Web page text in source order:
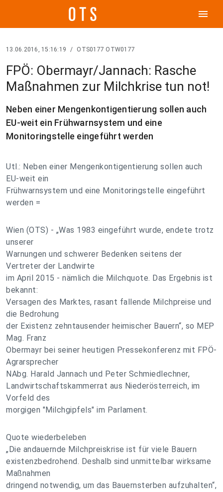
menu
13.06.2016, 15:16:19 / OTS0177 OTW0177
FPÖ: Obermayr/Jannach: Rasche
Maßnahmen zur Milchkrise tun not!
Neben einer Mengenkontigentierung sollen auch
EU-weit ein Frühwarnsystem und eine
Monitoringstelle eingeführt werden
Utl.: Neben einer Mengenkontigentierung sollen auch
EU-weit ein
Frühwarnsystem und eine Monitoringstelle eingeführt
werden =
Wien (OTS) - „Was 1983 eingeführt wurde, endete trotz
unserer
Warnungen und schwerer Bedenken seitens der
Vertreter der Landwirte
im April 2015 - nämlich die Milchquote. Das Ergebnis ist
bekannt:
Versagen des Marktes, rasant fallende Milchpreise und
die Bedrohung
der Existenz zehntausender heimischer Bauern“, so MEP
Mag. Franz
Obermayr bei seiner heutigen Pressekonferenz mit FPÖ-
Agrarsprecher
NAbg. Harald Jannach und Peter Schmiedlechner,
Landwirtschaftskammerrat aus Niederösterreich, im
Vorfeld des
morgigen "Milchgipfels" im Parlament.
Quote wiederbeleben
„Die andauernde Milchpreiskrise ist für viele Bauern
existenzbedrohend. Deshalb sind unmittelbar wirksame
Maßnahmen
dringend notwendig, um das Bauernsterben aufzuhalten“,